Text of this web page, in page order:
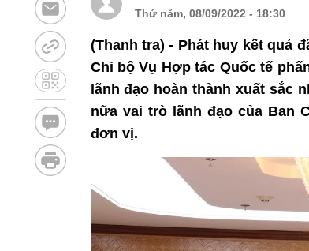
Thứ năm, 08/09/2022 - 18:30
(Thanh tra) - Phát huy kết quả
Chi bộ Vụ Hợp tác Quốc tế
lãnh đạo hoàn thành xuất sắc
nữa vai trò lãnh đạo của Ban
đơn vị.